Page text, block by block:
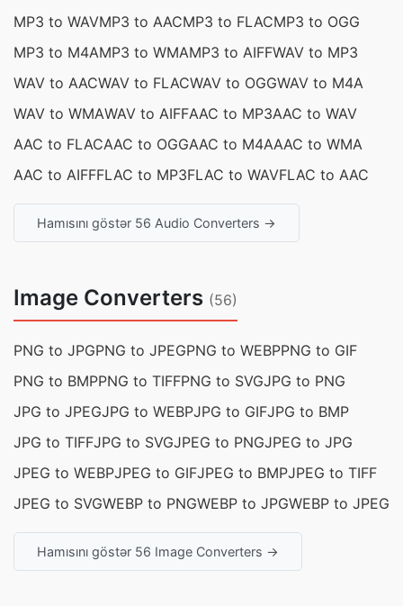
MP3 to WAVMP3 to AACMP3 to FLACMP3 to OGG
MP3 to M4AMP3 to WMAMP3 to AIFFWAV to MP3
WAV to AACWAV to FLACWAV to OGGWAV to M4A
WAV to WMAWAV to AIFFAAC to MP3AAC to WAV
AAC to FLACAAC to OGGAAC to M4AAAC to WMA
AAC to AIFFFLAC to MP3FLAC to WAVFLAC to AAC
Hamısını göstər 56 Audio Converters →
Image Converters (56)
PNG to JPGPNG to JPEGPNG to WEBPPNG to GIF
PNG to BMPPNG to TIFFPNG to SVGJPG to PNG
JPG to JPEGJPG to WEBPJPG to GIFJPG to BMP
JPG to TIFFJPG to SVGJPEG to PNGJPEG to JPG
JPEG to WEBPJPEG to GIFJPEG to BMPJPEG to TIFF
JPEG to SVGWEBP to PNGWEBP to JPGWEBP to JPEG
Hamısını göstər 56 Image Converters →